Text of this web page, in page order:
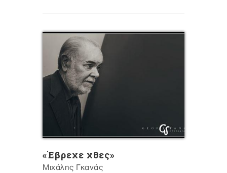
«Έβρεχε χθες»
Mιχάλης Γκανάς